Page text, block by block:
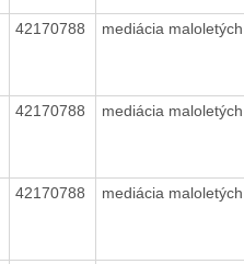
42170788 mediácia
42170788 mediácia
42170788 mediácia